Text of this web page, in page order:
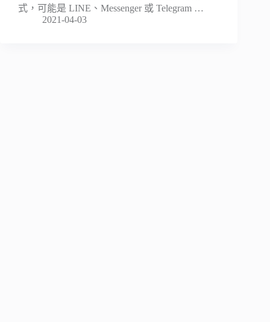
式，可能是 LINE、Messenger 或 Telegram …
2021-04-03